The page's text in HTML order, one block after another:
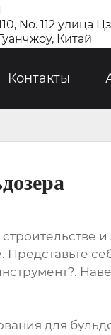
No. 112 улица
Китай
Контакты
Представьте
для